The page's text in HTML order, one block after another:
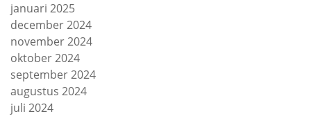
januari 2025
december 2024
november 2024
oktober 2024
september 2024
augustus 2024
juli 2024